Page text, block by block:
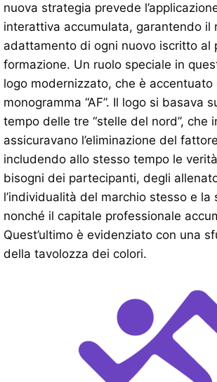
nuova strategia prevede
interattiva accumulata, garantendo il
adattamento di ogni nuovo iscritto al
formazione. Un ruolo speciale in
logo modernizzato, che è accentuato
monogramma “AF”. Il logo si basava
tempo delle tre “stelle del nord”, che
assicuravano l’eliminazione del
includendo allo stesso tempo le
bisogni dei partecipanti, degli
l’individualità del marchio stesso e la
nonché il capitale professionale
Quest’ultimo è evidenziato con una
della tavolozza dei colori.